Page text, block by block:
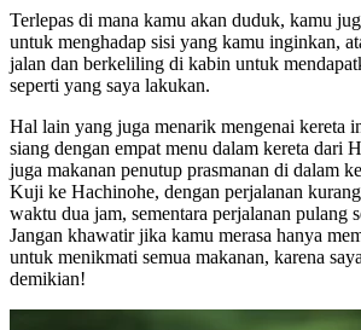
Terlepas di mana kamu akan duduk, kamu
untuk menghadap sisi yang kamu inginkan,
jalan dan berkeliling di kabin untuk
seperti yang saya lakukan.
Hal lain yang juga menarik mengenai kereta
siang dengan empat menu dalam kereta dari
juga makanan penutup prasmanan di dalam
Kuji ke Hachinohe, dengan perjalanan
waktu dua jam, sementara perjalanan pulang
Jangan khawatir jika kamu merasa hanya
untuk menikmati semua makanan, karena
demikian!